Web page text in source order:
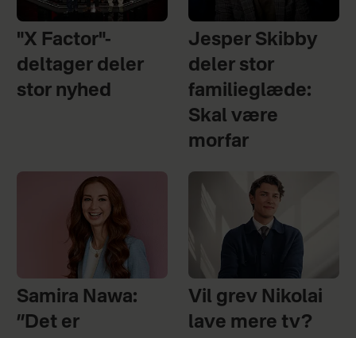
"X Factor"-
deltager deler
stor nyhed
Jesper Skibby
deler stor
familieglæde:
Skal være
morfar
Samira Nawa:
”Det er
Vil grev Nikolai
lave mere tv?